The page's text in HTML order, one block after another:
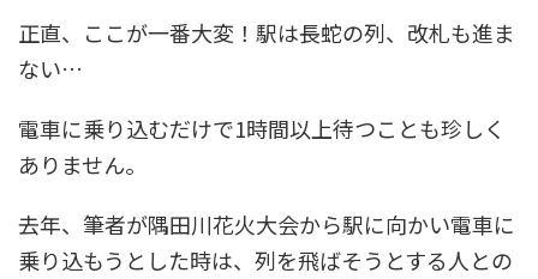
正直、ここが一番大変！駅は長蛇の列、改札も進ま
ない…
電車に乗り込むだけで1時間以上待つことも珍しく
ありません。
去年、筆者が隅田川花火大会から駅に向かい電車に
乗り込もうとした時は、列を飛ばそうとする人との